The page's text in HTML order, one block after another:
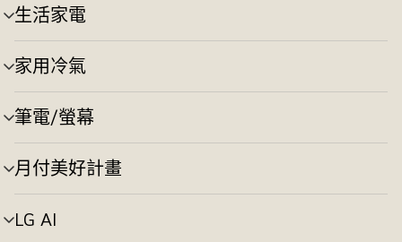
切
換
生活家電
選
單
切
換
家用冷氣
選
單
切
換
筆電/螢幕
選
單
切
換
月付美好計畫
選
單
切
換
LG AI
選